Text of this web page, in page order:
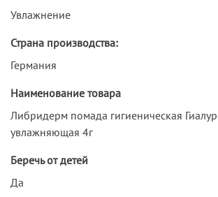
Увлажнение
Страна производства:
Германия
Наименование товара
Либридерм помада гигиеническая
увлажняющая 4г
Беречь от детей
Да